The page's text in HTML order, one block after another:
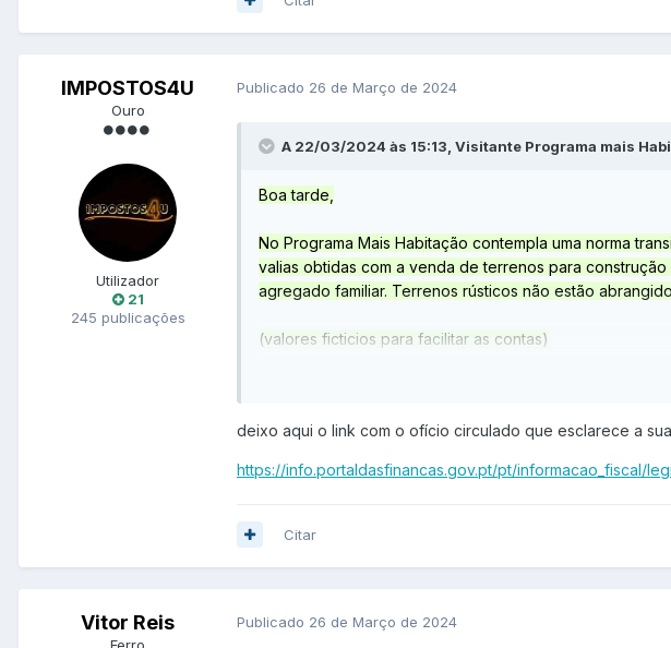
IMPOSTOS4U
Ouro
Utilizador
21
245 publicações
Publicado 26 de Março de 2024
A 22/03/2024 às 15:13, Visitante Programa mais
Boa tarde,
No Programa Mais Habitação contempla uma norma
valias obtidas com a venda de terrenos para
agregado familiar. Terrenos rústicos não estão
(valores ficticios para facilitar as contas)
- A minha Mãe vai vender uma casa no valor de
- Como o imóvel é antigo tenho um crédito habitação
A minha dúvida é se posso amortizar os 200.000€ sem
Muito Obrigado
deixo aqui o link com o ofício circulado que esclarece a
https://info.portaldasfinancas.gov.pt/pt/informacao_fiscal/
Citar
Vitor Reis
Ferro
Publicado 26 de Março de 2024